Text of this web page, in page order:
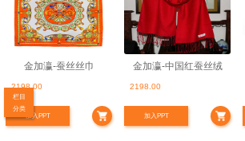
栏目
分类
金加瀛-蚕丝丝巾
2198.00
加入PPT
金加瀛-中国红蚕丝绒
2198.00
加入PPT